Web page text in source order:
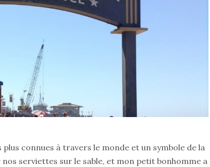
plus connues à travers le monde et un symbole de la
serviettes sur le sable, et mon petit bonhomme a